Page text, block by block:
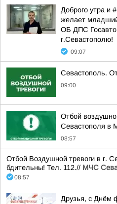
Доброго утра и
желает
ОБ ДПС
г.Севастополю!
09:07
Севастополь.
09:00
Отбой
Севастополя в
08:57
Отбой Воздушной тревоги в г.
бдительны! Тел. 112.// МЧС
08:57
Друзья, с Днём